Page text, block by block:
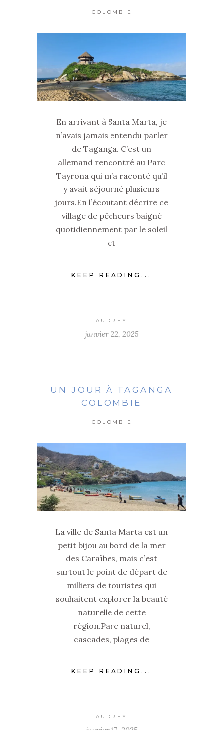
COLOMBIE
En arrivant à Santa Marta, je
n’avais jamais entendu parler
de Taganga. C’est un
allemand rencontré au Parc
Tayrona qui m’a raconté qu’il
y avait séjourné plusieurs
jours.En l’écoutant décrire ce
village de pêcheurs baigné
quotidiennement par le soleil
et
KEEP READING...
AUDREY
janvier 22, 2025
UN JOUR À TAGANGA
COLOMBIE
COLOMBIE
La ville de Santa Marta est un
petit bijou au bord de la mer
des Caraïbes, mais c’est
surtout le point de départ de
milliers de touristes qui
souhaitent explorer la beauté
naturelle de cette
région.Parc naturel,
cascades, plages de
KEEP READING...
AUDREY